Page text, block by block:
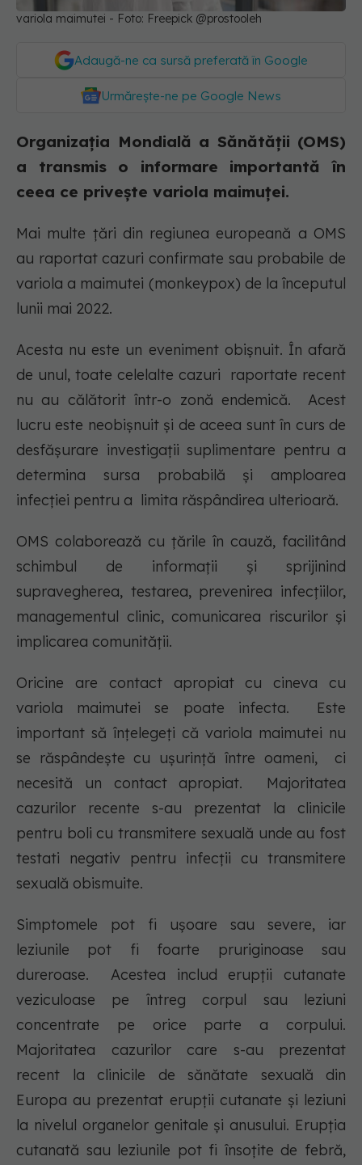
variola maimutei - Foto: Freepick @prostooleh
Adaugă-ne ca sursă preferată în Google
Urmărește-ne pe Google News
Organizația Mondială a Sănătății (OMS)
a transmis o informare importantă în
ceea ce privește variola maimuței.
Mai multe țări din regiunea europeană a OMS
au raportat cazuri confirmate sau probabile de
variola a maimutei (monkeypox) de la începutul
lunii mai 2022.
Acesta nu este un eveniment obișnuit. În afară
de unul, toate celelalte cazuri raportate recent
nu au călătorit într-o zonă endemică. Acest
lucru este neobișnuit și de aceea sunt în curs de
desfășurare investigații suplimentare pentru a
determina sursa probabilă și amploarea
infecției pentru a limita răspândirea ulterioară.
OMS colaborează cu țările în cauză, facilitând
schimbul de informații și sprijinind
supravegherea, testarea, prevenirea infecțiilor,
managementul clinic, comunicarea riscurilor și
implicarea comunității.
Oricine are contact apropiat cu cineva cu
variola maimutei se poate infecta. Este
important să înțelegeți că variola maimutei nu
se răspândește cu ușurință între oameni, ci
necesită un contact apropiat. Majoritatea
cazurilor recente s-au prezentat la clinicile
pentru boli cu transmitere sexuală unde au fost
testati negativ pentru infecții cu transmitere
sexuală obismuite.
Simptomele pot fi ușoare sau severe, iar
leziunile pot fi foarte pruriginoase sau
dureroase. Acestea includ erupții cutanate
veziculoase pe întreg corpul sau leziuni
concentrate pe orice parte a corpului.
Majoritatea cazurilor care s-au prezentat
recent la clinicile de sănătate sexuală din
Europa au prezentat erupții cutanate și leziuni
la nivelul organelor genitale și anusului. Erupția
cutanată sau leziunile pot fi însoțite de febră,